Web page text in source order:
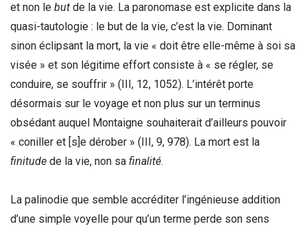
et non le but de la vie. La paronomase est explicite dans la
quasi-tautologie : le but de la vie, c’est la vie. Dominant
sinon éclipsant la mort, la vie « doit être elle-même à soi sa
visée » et son légitime effort consiste à « se régler, se
conduire, se souffrir » (III, 12, 1052). L’intérêt porte
désormais sur le voyage et non plus sur un terminus
obsédant auquel Montaigne souhaiterait d’ailleurs pouvoir
« coniller et [s]e dérober » (III, 9, 978). La mort est la
finitude de la vie, non sa finalité.
La palinodie que semble accréditer l’ingénieuse addition
d’une simple voyelle pour qu’un terme perde son sens